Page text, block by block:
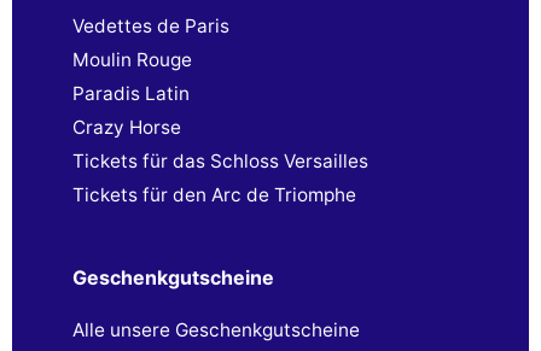
Vedettes de Paris
Moulin Rouge
Paradis Latin
Crazy Horse
Tickets für das Schloss Versailles
Tickets für den Arc de Triomphe
Geschenkgutscheine
Alle unsere Geschenkgutscheine